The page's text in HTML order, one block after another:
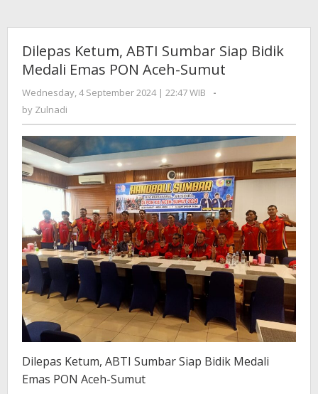
Dilepas Ketum, ABTI Sumbar Siap Bidik
Medali Emas PON Aceh-Sumut
Wednesday, 4 September 2024 | 22:47 WIB
by
-
by Zulnadi
Dilepas Ketum, ABTI Sumbar Siap Bidik Medali
Emas PON Aceh-Sumut